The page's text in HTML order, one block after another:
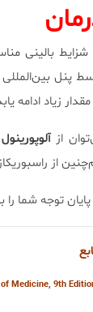
شزایط بالینی
پنل
زیاد ادامه
ازآلوپورینول
از
پایان توجه شما